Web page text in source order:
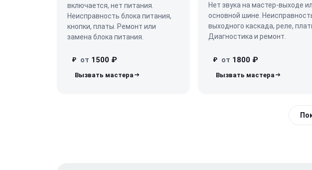
включается, нет питания.
Неисправность блока питания,
кнопки, платы. Ремонт или
замена блока питания.
₽ от 1500 ₽
Нет звука на мастер-выходе
основной шине.
выходного каскада, реле,
Диагностика и ремонт.
₽ от 1800 ₽